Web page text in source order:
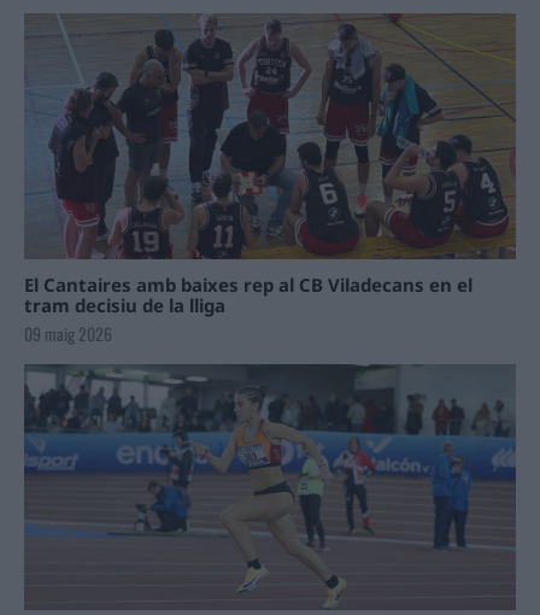
El Cantaires amb baixes rep al CB Viladecans en el
tram decisiu de la lliga
09 maig 2026